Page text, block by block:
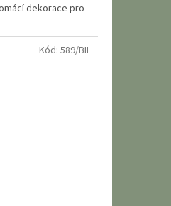
dekorace pro
Kód: 589/BIL